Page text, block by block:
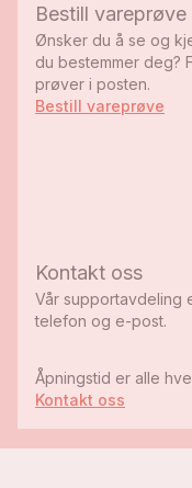
Bestill vareprøve
Ønsker du å se og
du bestemmer deg?
prøver i posten.
Bestill vareprøve
Kontakt oss
Vår supportavdeling
telefon og e-post.
Åpningstid er alle
Kontakt oss